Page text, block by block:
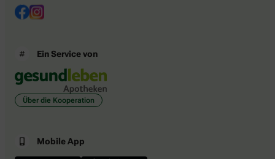
Ein Service von
Über die Kooperation
Mobile App